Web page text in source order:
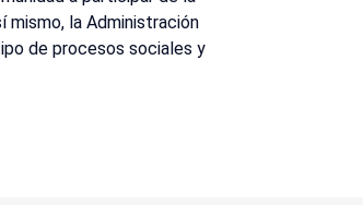
mismo, la Administración
de procesos sociales y